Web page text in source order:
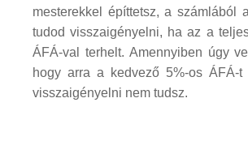
mesterekkel építtetsz, a számlából
tudod visszaigényelni, ha az a
ÁFÁ-val terhelt. Amennyiben úgy
hogy arra a kedvező 5%-os ÁFÁ-t
visszaigényelni nem tudsz.